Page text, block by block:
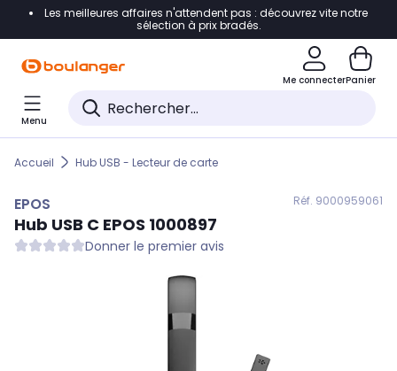
Accéder directement à la navigation
Accéder directement au pied de page
Accéder directement au chatbot
Les meilleures affaires n'attendent pas : découvrez vite notre
sélection à prix bradés.
Me connecterPanier
Menu
Accueil Hub USB - Lecteur de carte
EPOS Réf. 9000959061
Hub USB C EPOS 1000897
Donner le premier avis